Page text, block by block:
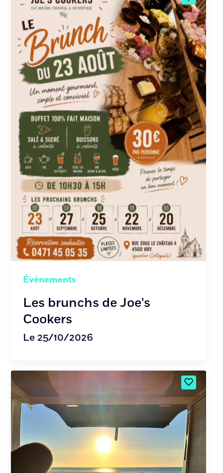
Événements
Les brunchs de Joe's
Cookers
Le 25/10/2026